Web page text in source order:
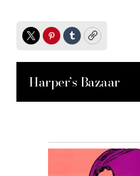
TwitterPinterest
TumblrCopy
Harper’s Bazaar